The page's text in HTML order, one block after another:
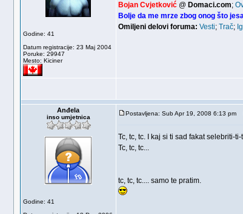
Godine: 41
Datum registracije: 23 Maj 2004
Poruke: 29947
Mesto: Kiciner
Bojan Cvjetković@ Domaci.com;
Bolje da me mrze zbog onog što
Omiljeni delovi foruma: Vesti; Trač;
Anđela
inso umjetnica
Godine: 41
Postavljena: Sub Apr 19, 2008 6:13 pm
Tc, tc, tc. I kaj si ti sad fakat selebriti-ti-
Tc, tc, tc...
tc, tc, tc.... samo te pratim.